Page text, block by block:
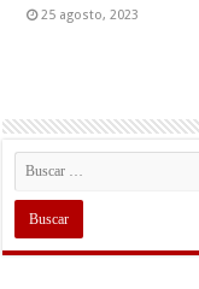
25 agosto, 2023